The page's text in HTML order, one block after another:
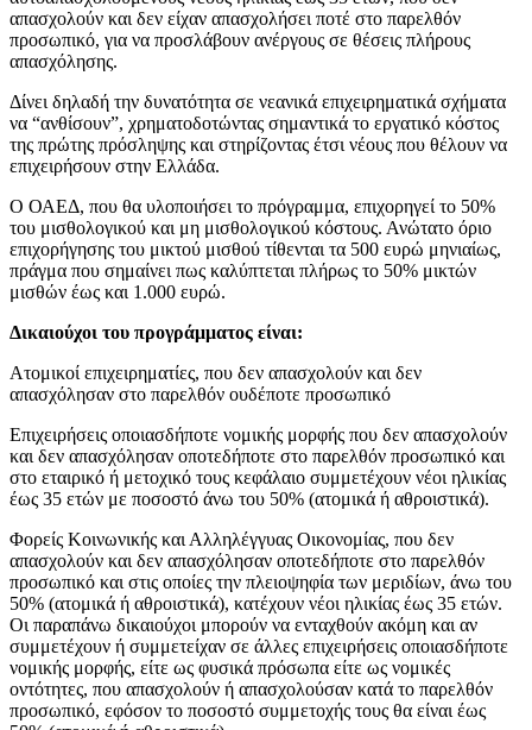
απασχολούν και δεν είχαν απασχολήσει ποτέ στο παρελθόν
προσωπικό, για να προσλάβουν ανέργους σε θέσεις πλήρους
απασχόλησης.
Δίνει δηλαδή την δυνατότητα σε νεανικά επιχειρηματικά σχήματα
να “ανθίσουν”, χρηματοδοτώντας σημαντικά το εργατικό κόστος
της πρώτης πρόσληψης και στηρίζοντας έτσι νέους που θέλουν να
επιχειρήσουν στην Ελλάδα.
Ο ΟΑΕΔ, που θα υλοποιήσει το πρόγραμμα, επιχορηγεί το 50%
του μισθολογικού και μη μισθολογικού κόστους. Ανώτατο όριο
επιχορήγησης του μικτού μισθού τίθενται τα 500 ευρώ μηνιαίως,
πράγμα που σημαίνει πως καλύπτεται πλήρως το 50% μικτών
μισθών έως και 1.000 ευρώ.
Δικαιούχοι του προγράμματος είναι:
Ατομικοί επιχειρηματίες, που δεν απασχολούν και δεν
απασχόλησαν στο παρελθόν ουδέποτε προσωπικό
Επιχειρήσεις οποιασδήποτε νομικής μορφής που δεν απασχολούν
και δεν απασχόλησαν οποτεδήποτε στο παρελθόν προσωπικό και
στο εταιρικό ή μετοχικό τους κεφάλαιο συμμετέχουν νέοι ηλικίας
έως 35 ετών με ποσοστό άνω του 50% (ατομικά ή αθροιστικά).
Φορείς Κοινωνικής και Αλληλέγγυας Οικονομίας, που δεν
απασχολούν και δεν απασχόλησαν οποτεδήποτε στο παρελθόν
προσωπικό και στις οποίες την πλειοψηφία των μεριδίων, άνω του
50% (ατομικά ή αθροιστικά), κατέχουν νέοι ηλικίας έως 35 ετών.
Οι παραπάνω δικαιούχοι μπορούν να ενταχθούν ακόμη και αν
συμμετέχουν ή συμμετείχαν σε άλλες επιχειρήσεις οποιασδήποτε
νομικής μορφής, είτε ως φυσικά πρόσωπα είτε ως νομικές
οντότητες, που απασχολούν ή απασχολούσαν κατά το παρελθόν
προσωπικό, εφόσον το ποσοστό συμμετοχής τους θα είναι έως